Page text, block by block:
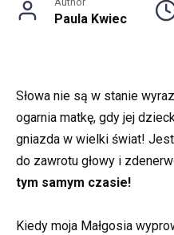
Paula Kwiec
Słowa nie są w stanie
ogarnia matkę, gdy jej
gniazda w wielki świat!
do zawrotu głowy i
tym samym czasie!
Kiedy moja Małgosia